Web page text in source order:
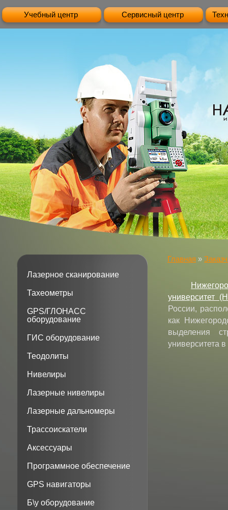
Главная »
университет
России,
как
выделения
университета
Лазерное сканирование
Тахеометры
GPS/ГЛОНАСС
оборудование
ГИС оборудование
Теодолиты
Нивелиры
Лазерные нивелиры
Лазерные дальномеры
Трассоискатели
Аксессуары
Программное обеспечение
GPS навигаторы
Б\у оборудование
Учебный центр Сервисный центр